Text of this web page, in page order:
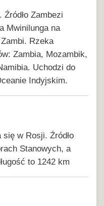
Źródło Zambezi
Mwinilunga na
Rzeka
Zambia, Mozambik,
Uchodzi do
Indyjskim.
w Rosji. Źródło
Stanowych, a
to 1242 km